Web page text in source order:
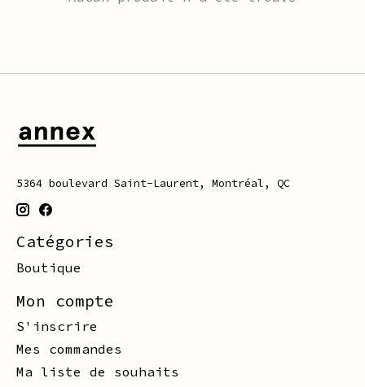
5364 boulevard Saint-Laurent, Montréal, QC
Catégories
Boutique
Mon compte
S'inscrire
Mes commandes
Ma liste de souhaits